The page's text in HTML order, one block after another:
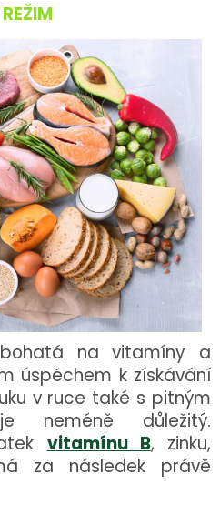
na vitamíny a
úspěchem k získávání
v ruce také s pitným
neméně důležitý.
vitamínu B, zinku,
za následek právě